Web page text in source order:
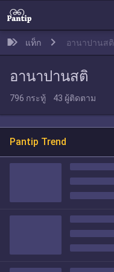
แท็ก อานาปานสติ
อานาปานสติ
796 กระทู้ 43 ผู้ติดตาม
Pantip Trend